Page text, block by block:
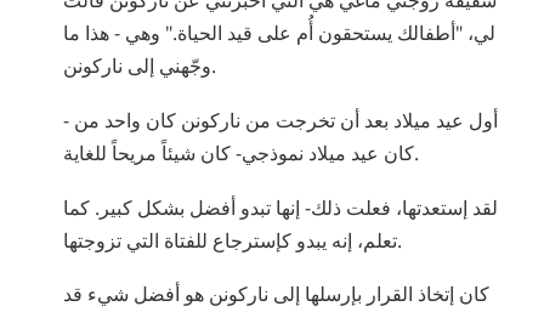
لي، "أطفالك يستحقون أُم على قيد الحياة." وهي - هذا ما
وجّهني إلى ناركونن.
أول عيد ميلاد بعد أن تخرجت من ناركونن كان واحد من -
كان عيد ميلاد نموذجي- كان شيئاً مريحاً للغاية.
لقد إستعدتها، فعلت ذلك- إنها تبدو أفضل بشكل كبير. كما
تعلم، إنه يبدو كإسترجاع للفتاة التي تزوجتها.
كان إتخاذ القرار بإرسلها إلى ناركونن هو أفضل شيء قد